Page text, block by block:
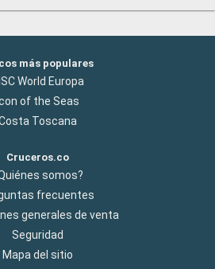
más populares
World Europa
of the Seas
Toscana
Cruceros.co
somos?
frecuentes
generales de venta
Seguridad
Mapa del sitio